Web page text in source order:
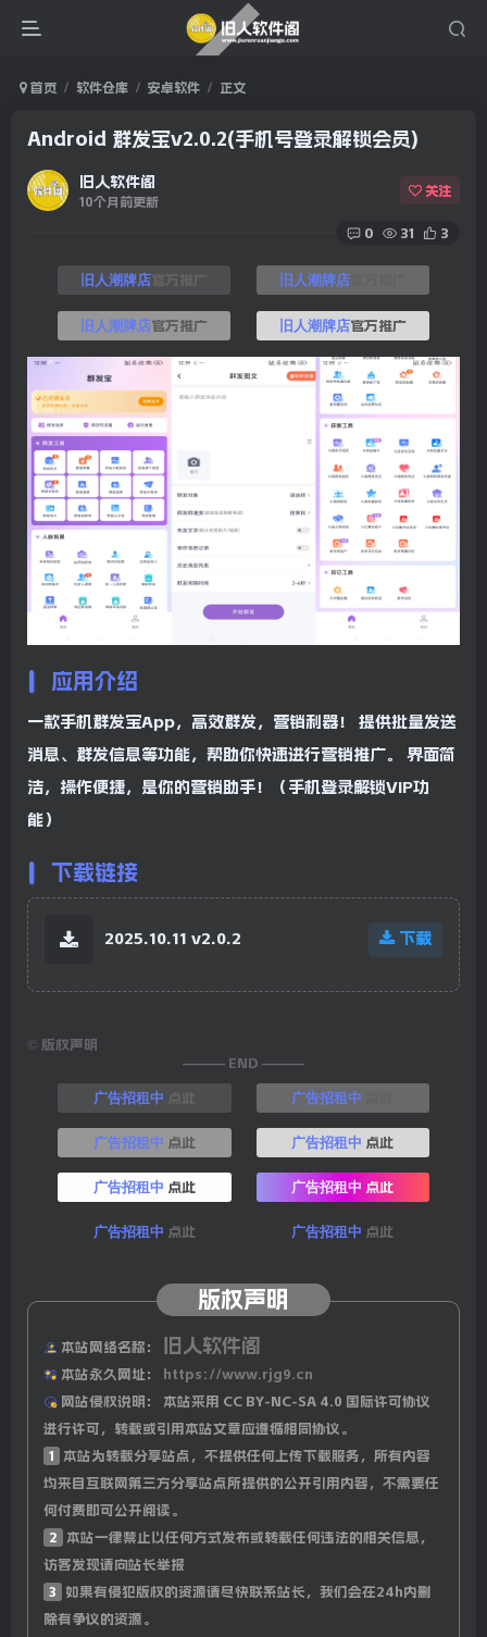
首页 软件仓库 安卓软件 正文
Android 群发宝v2.0.2(手机号登录解锁会员)
旧人软件阁
10个月前更新
关注
0 31 3
旧人潮牌店官方推广 旧人潮牌店
旧人潮牌店官方推广 旧人潮牌店官方推广
应用介绍
一款手机群发宝App，高效群发，营销利器！ 提供批量发送
消息、群发信息等功能，帮助你快速进行营销推广。 界面简
洁，操作便捷，是你的营销助手！（手机登录解锁VIP功
能）
下载链接
2025.10.11 v2.0.2 下载
© 版权声明
——— END ———
广告招租中 广告招租中
广告招租中 点此 广告招租中 点此
广告招租中 点此 广告招租中 点此
广告招租中 点此 广告招租中 点此
版权声明
本站网络名称： 旧人软件阁
本站永久网址：
https://www.rjg9.cn
网站侵权说明：
本站采用 CC BY-NC-SA 4.0 国际许可协议
进行许可，转载或引用本站文章应遵循相同协议。
1
本站为转载分享站点，不提供任何上传下载服务，所有内容
均来自互联网第三方分享站点所提供的公开引用内容，不需要任
何付费即可公开阅读。
2
本站一律禁止以任何方式发布或转载任何违法的相关信息，
访客发现请向站长举报
3
如果有侵犯版权的资源请尽快联系站长，我们会在24h内删
除有争议的资源。